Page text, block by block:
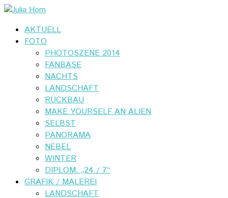
AKTUELL
FOTO
PHOTOSZENE 2014
FANBASE
NACHTS
LANDSCHAFT
RÜCKBAU
MAKE YOURSELF AN ALIEN
SELBST
PANORAMA
NEBEL
WINTER
DIPLOM: „24 / 7“
GRAFIK / MALEREI
LANDSCHAFT